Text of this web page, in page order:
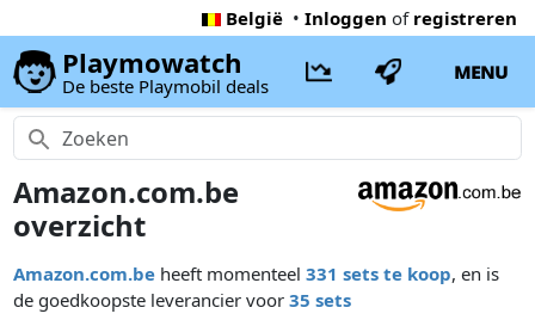
België • Inloggen of registreren
Playmowatch
De beste Playmobil deals
MENU
Amazon.com.be
overzicht
Amazon.com.be heeft momenteel331 sets te koop, en is
de goedkoopste leverancier voor35 sets